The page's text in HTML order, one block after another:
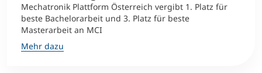
Mechatronik Plattform Österreich vergibt 1. Platz für
beste Bachelorarbeit und 3. Platz für beste
Masterarbeit an MCI
Mehr dazu